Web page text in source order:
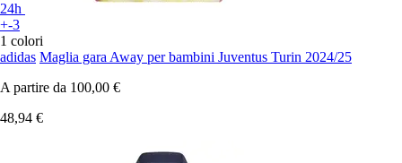
24h
+-3
1 colori
adidas Maglia gara Away per bambini Juventus Turin 2024/25
A partire da 100,00 €
48,94 €